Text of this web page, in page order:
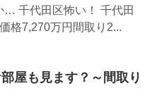
… 千代田区怖い！ 千代田
格7,270万円間取り2...
屋も見ます？～間取り